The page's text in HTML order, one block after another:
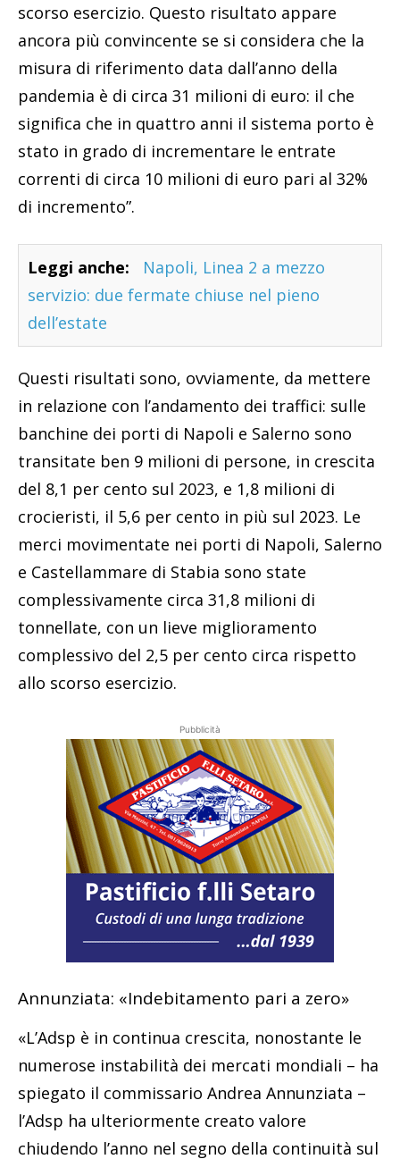
scorso esercizio. Questo risultato appare
ancora più convincente se si considera che la
misura di riferimento data dall’anno della
pandemia è di circa 31 milioni di euro: il che
significa che in quattro anni il sistema porto è
stato in grado di incrementare le entrate
correnti di circa 10 milioni di euro pari al 32%
di incremento”.
Leggi anche:
Napoli, Linea 2 a mezzo
servizio: due fermate chiuse nel pieno
dell’estate
Questi risultati sono, ovviamente, da mettere
in relazione con l’andamento dei traffici: sulle
banchine dei porti di Napoli e Salerno sono
transitate ben 9 milioni di persone, in crescita
del 8,1 per cento sul 2023, e 1,8 milioni di
crocieristi, il 5,6 per cento in più sul 2023. Le
merci movimentate nei porti di Napoli, Salerno
e Castellammare di Stabia sono state
complessivamente circa 31,8 milioni di
tonnellate, con un lieve miglioramento
complessivo del 2,5 per cento circa rispetto
allo scorso esercizio.
Pubblicità
Annunziata: «Indebitamento pari a zero»
«L’Adsp è in continua crescita, nonostante le
numerose instabilità dei mercati mondiali – ha
spiegato il commissario Andrea Annunziata –
l’Adsp ha ulteriormente creato valore
chiudendo l’anno nel segno della continuità sul